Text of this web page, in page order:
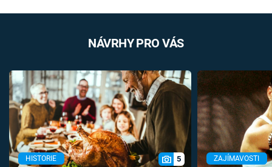
NÁVRHY PRO VÁS
HISTORIE 5 ZAJÍMAVOSTI